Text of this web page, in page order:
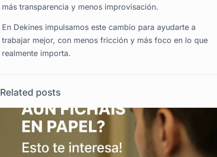
más transparencia y menos improvisación.
En Dekines impulsamos este cambio para ayudarte a
trabajar mejor, con menos fricción y más foco en lo que
realmente importa.
Related posts